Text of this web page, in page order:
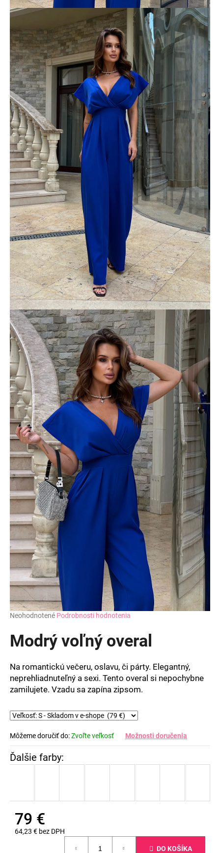
Priemerné
produktu
je
5
hviezdičiek.
Neohodnotené Podrobnosti hodnotenia
Modrý voľný overal
Na romantickú večeru, oslavu, či párty. Elegantný,
neprehliadnuteľný a sexi. Tento overal si nepochybne
zamilujete. Vzadu sa zapína zipsom.
Môžeme doručiť do:Zvoľte veľkosť Možnosti doručenia
79 €
64,23 € bez DPH
DO KOŠÍKA